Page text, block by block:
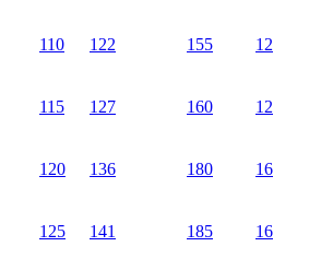
110 122 155 12
115 127 160 12
120 136 180 16
125 141 185 16